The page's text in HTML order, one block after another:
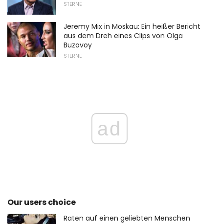
STERNE
Jeremy Mix in Moskau: Ein heißer Bericht
aus dem Dreh eines Clips von Olga
Buzovoy
STERNE
ad
Our users choice
Raten auf einen geliebten Menschen